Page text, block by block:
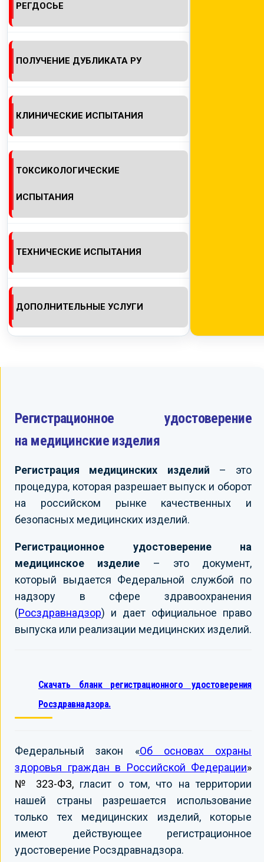
РЕГДОСЬЕ
ПОЛУЧЕНИЕ ДУБЛИКАТА РУ
КЛИНИЧЕСКИЕ ИСПЫТАНИЯ
ТОКСИКОЛОГИЧЕСКИЕ
ИСПЫТАНИЯ
ТЕХНИЧЕСКИЕ ИСПЫТАНИЯ
ДОПОЛНИТЕЛЬНЫЕ УСЛУГИ
Регистрационное удостоверение
на медицинские изделия
Регистрация медицинских изделий – это
процедура, которая разрешает выпуск и оборот
на российском рынке качественных и
безопасных медицинских изделий.
Регистрационное удостоверение на
медицинское изделие – это документ,
который выдается Федеральной службой по
надзору в сфере здравоохранения
(Росздравнадзор) и дает официальное право
выпуска или реализации медицинских изделий.
Скачать бланк регистрационного удостоверения
Росздравнадзора.
Федеральный закон «Об основах охраны
здоровья граждан в Российской Федерации»
№ 323-ФЗ, гласит о том, что на территории
нашей страны разрешается использование
только тех медицинских изделий, которые
имеют действующее регистрационное
удостоверение Росздравнадзора.